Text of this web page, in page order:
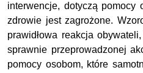
interwencje, dotyczą pomocy
zdrowie jest zagrożone.
prawidłowa reakcja
sprawnie przeprowadzonej
pomocy osobom, które